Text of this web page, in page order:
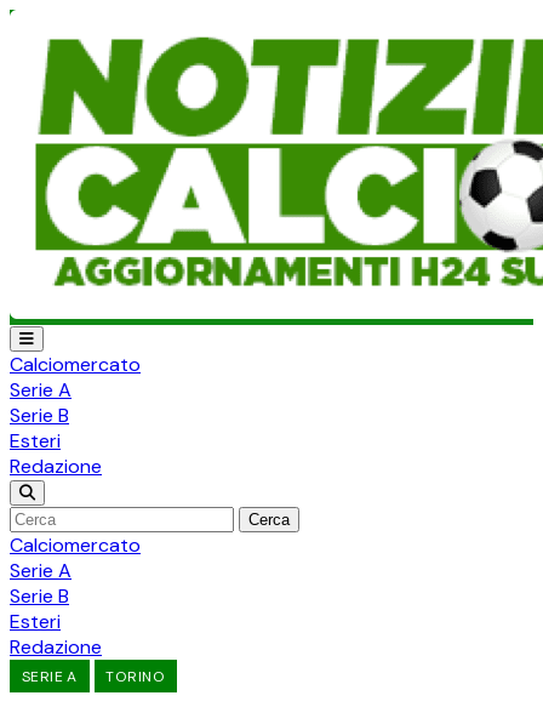
Calciomercato
Serie A
Serie B
Esteri
Redazione
Cerca
Calciomercato
Serie A
Serie B
Esteri
Redazione
SERIE A TORINO